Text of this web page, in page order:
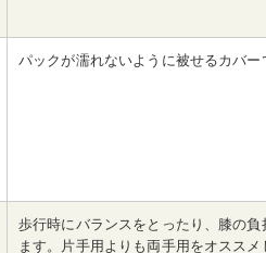
パックが濡れないように被せるカバー
歩行時にバランスをとったり、膝の
ます。片手用よりも両手用をオスス